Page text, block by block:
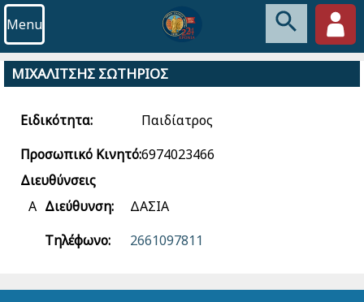
Menu
ΜΙΧΑΛΙΤΣΗΣ ΣΩΤΗΡΙΟΣ
Ειδικότητα:
Παιδίατρος
Προσωπικό Κινητό:6974023466
Διευθύνσεις
Α Διεύθυνση:
ΔΑΣΙΑ
Τηλέφωνο:
2661097811